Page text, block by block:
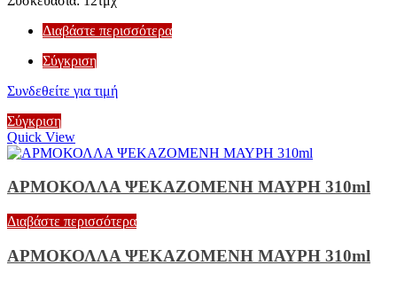
Διαβάστε περισσότερα
Σύγκριση
Συνδεθείτε για τιμή
Σύγκριση
Quick View
ΑΡΜΟΚΟΛΛΑ ΨΕΚΑΖΟΜΕΝΗ ΜΑΥΡΗ 310ml
Διαβάστε περισσότερα
ΑΡΜΟΚΟΛΛΑ ΨΕΚΑΖΟΜΕΝΗ ΜΑΥΡΗ 310ml